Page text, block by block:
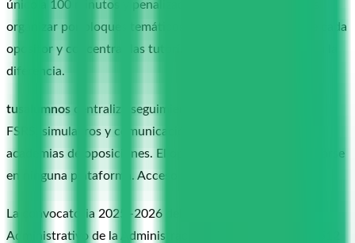
único a 100 minutos y penalización por error. La clave es
organizar por bloques temáticos, medir el avance real de cada
opositor y concentrar las tutorías donde de verdad marca la
diferencia.
tusalumnos centraliza seguimiento por bloque, flashcards
FSRS, simulacros y comunicación por WhatsApp para
academias de oposiciones. El opositor no necesita registrarse
en ninguna plataforma. Acceso gratuito durante la beta.
La convocatoria 2025–2026 del Cuerpo General
Administrativo de la Administración del Estado ofrece